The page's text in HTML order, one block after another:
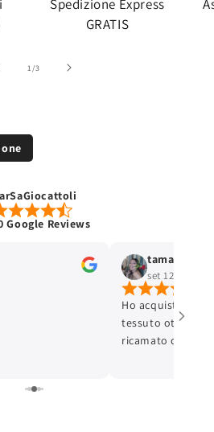
Spedizione Express
GRATIS
1/su
3
Google Reviews
tamara selis
set 12, 2025
Ho acquistato
tessuto ottimo e
ricamato con